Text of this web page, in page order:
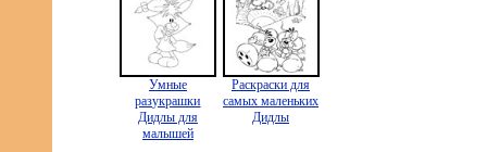
Умные
разукрашки
Дидлы для
малышей
Раскраски для
самых маленьких
Дидлы